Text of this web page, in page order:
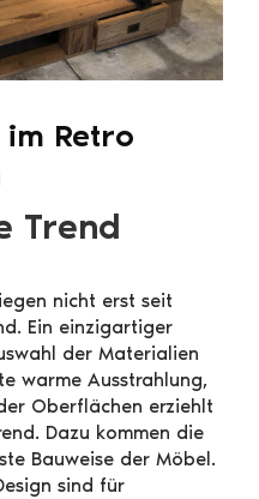
Retro
Trend
nicht erst seit
Ein einzigartiger
der Materialien
warme Ausstrahlung,
Oberflächen erziehlt
Dazu kommen die
Bauweise der Möbel.
sind für